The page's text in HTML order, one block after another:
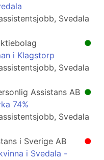
Svedala
●
i Klagstorp
Svedala
●
Assistans AB
74%
Svedala
●
i Sverige AB
i Svedala -